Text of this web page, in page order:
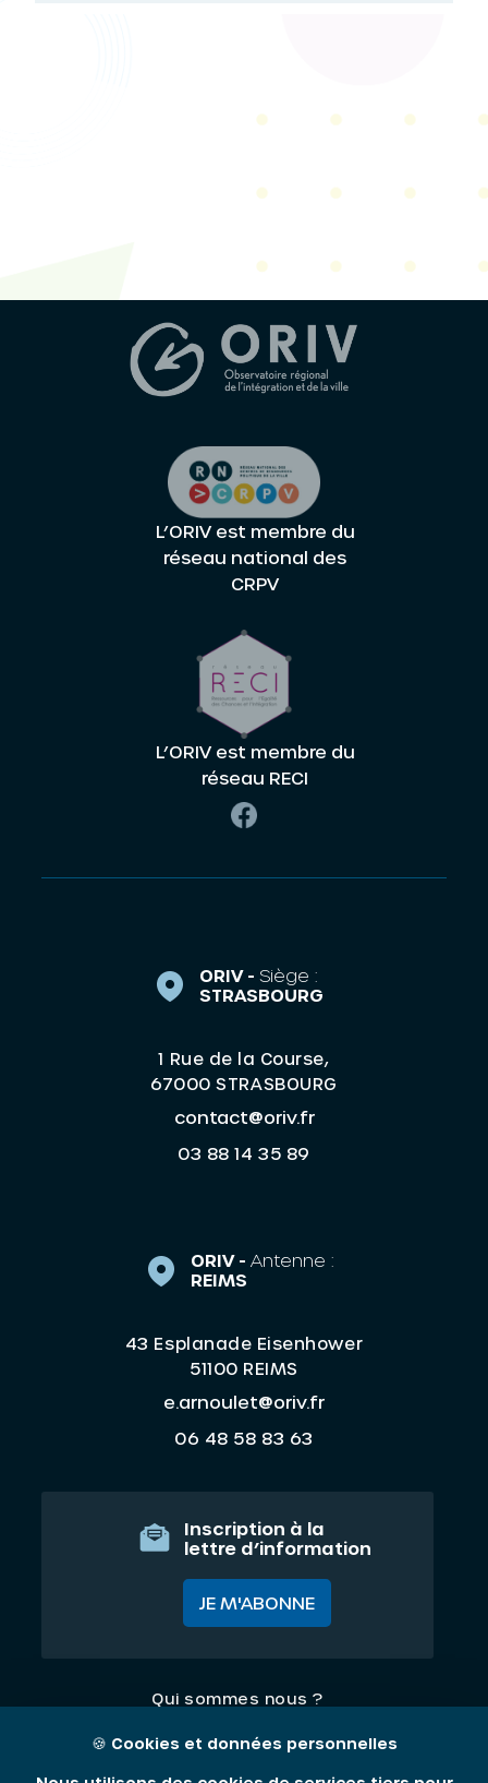
L’ORIV est membre du
réseau national des
CRPV
L’ORIV est membre du
réseau RECI
ORIV - Siège :
STRASBOURG
1 Rue de la Course,
67000 STRASBOURG
contact@oriv.fr
03 88 14 35 89
ORIV - Antenne :
REIMS
43 Esplanade Eisenhower
51100 REIMS
e.arnoulet@oriv.fr
06 48 58 83 63
Inscription à la
lettre d’information
JE M'ABONNE
Qui sommes nous ?
Nos thématiques
🍪 Cookies et données personnelles